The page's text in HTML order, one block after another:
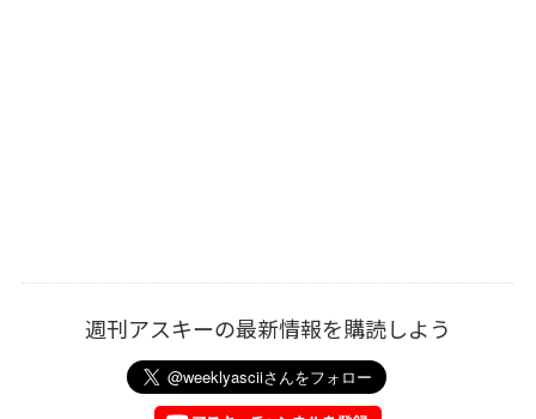
週刊アスキーの最新情報を購読しよう